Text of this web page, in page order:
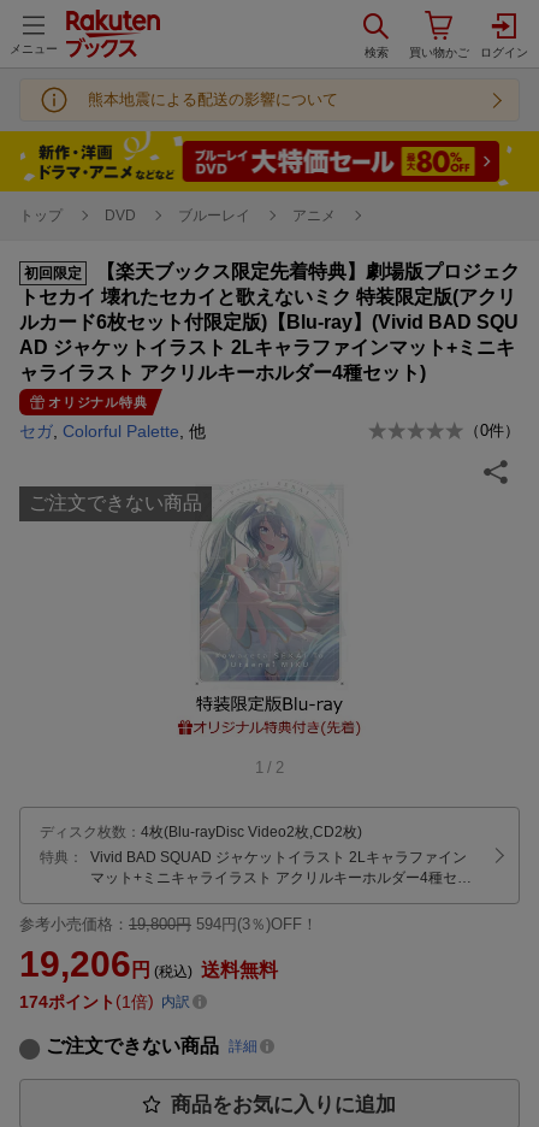
メニュー
熊本地震による配送の影響について
トップ DVD ブルーレイ アニメ
初回限定
【楽天ブックス限定先着特典】劇場版プロジェク
トセカイ 壊れたセカイと歌えないミク 特装限定版(アクリ
ルカード6枚セット付限定版)【Blu-ray】(Vivid BAD SQU
AD ジャケットイラスト 2Lキャラファインマット+ミニキ
ャライラスト アクリルキーホルダー4種セット)
オリジナル特典
セガ Colorful Palette , 他 （0件）
ご注文できない商品
1 / 2
ディスク枚数 ： 4枚(Blu-rayDisc Video2枚,CD2枚)
特典：
Vivid BAD SQUAD ジャケットイラスト 2Lキャラファイン
マット +ミニキャライラスト アクリルキーホルダー4種セッ
参考小売価格： 19,800円 594円(3％)OFF！
19,206 円 (税込) 送料無料
174ポイント 1倍 内訳
ご注文できない商品 詳細
商品をお気に入りに追加